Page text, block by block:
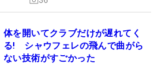
体を開いてクラブだけが遅れてく
る! シャウフェレの飛んで曲がら
ない技術がすごかった